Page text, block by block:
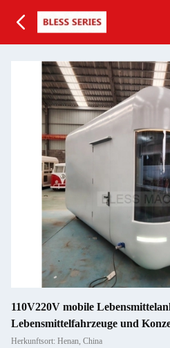
110V220V mobile
Lebensmittelfahrzeuge und
Herkunftsort: Henan, China